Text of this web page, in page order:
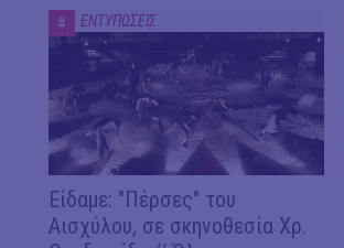
# ΕΝΤΥΠΩΣΕΙΣ
Είδαμε: "Πέρσες" του
Αισχύλου, σε σκηνοθεσία Χρ.